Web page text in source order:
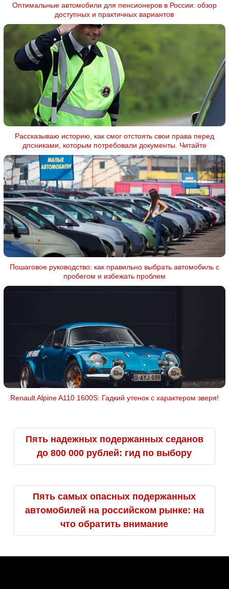
Оптимальные автомобили для пенсионеров в России: обзор
доступных и практичных вариантов
Рассказываю историю, как смог отстоять свои права перед
дпсниками, которым потребовали документы. Читайте
Пошаговое руководство: как правильно выбрать автомобиль с
пробегом и избежать проблем
Renault Alpine A110 1600S: Гадкий утенок с характером зверя!
Пять надежных подержанных седанов
до 800 000 рублей: гид по выбору
Пять самых опасных подержанных
автомобилей на российском рынке: на
что обратить внимание